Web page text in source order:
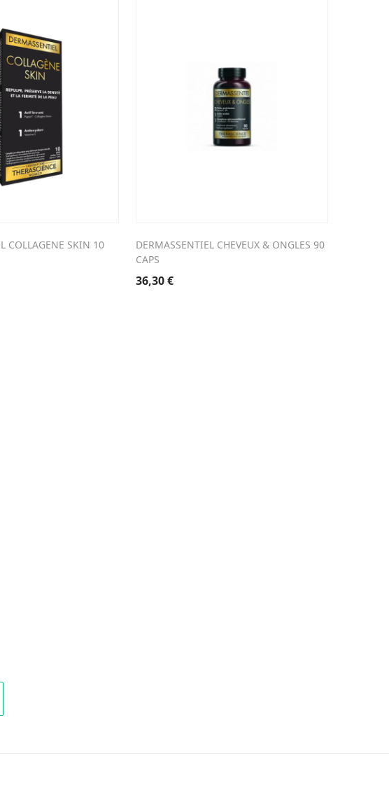
COLLAGENE SKIN 10
DERMASSENTIEL CHEVEUX & ONGLES 90
CAPS
36,30€